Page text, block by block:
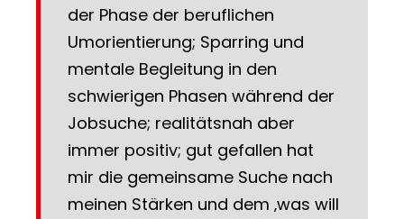
der Phase der beruflichen
Umorientierung; Sparring und
mentale Begleitung in den
schwierigen Phasen während der
Jobsuche; realitätsnah aber
immer positiv; gut gefallen hat
mir die gemeinsame Suche nach
meinen Stärken und dem ‚was will